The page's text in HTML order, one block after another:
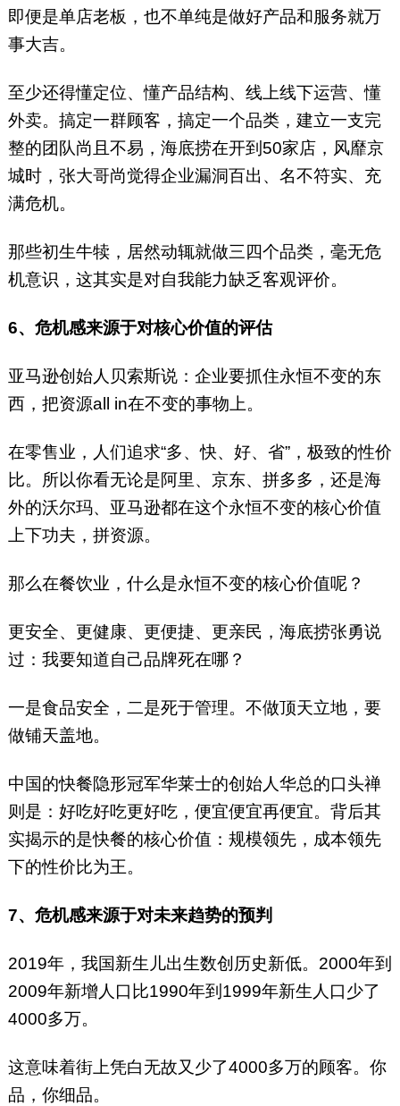
即便是单店老板，也不单纯是做好产品和服务就万
事大吉。
至少还得懂定位、懂产品结构、线上线下运营、懂
外卖。搞定一群顾客，搞定一个品类，建立一支完
整的团队尚且不易，海底捞在开到50家店，风靡京
城时，张大哥尚觉得企业漏洞百出、名不符实、充
满危机。
那些初生牛犊，居然动辄就做三四个品类，毫无危
机意识，这其实是对自我能力缺乏客观评价。
6、危机感来源于对核心价值的评估
亚马逊创始人贝索斯说：企业要抓住永恒不变的东
西，把资源all in在不变的事物上。
在零售业，人们追求“多、快、好、省”，极致的性价
比。所以你看无论是阿里、京东、拼多多，还是海
外的沃尔玛、亚马逊都在这个永恒不变的核心价值
上下功夫，拼资源。
那么在餐饮业，什么是永恒不变的核心价值呢？
更安全、更健康、更便捷、更亲民，海底捞张勇说
过：我要知道自己品牌死在哪？
一是食品安全，二是死于管理。不做顶天立地，要
做铺天盖地。
中国的快餐隐形冠军华莱士的创始人华总的口头禅
则是：好吃好吃更好吃，便宜便宜再便宜。背后其
实揭示的是快餐的核心价值：规模领先，成本领先
下的性价比为王。
7、危机感来源于对未来趋势的预判
2019年，我国新生儿出生数创历史新低。2000年到
2009年新增人口比1990年到1999年新生人口少了
4000多万。
这意味着街上凭白无故又少了4000多万的顾客。你
品，你细品。